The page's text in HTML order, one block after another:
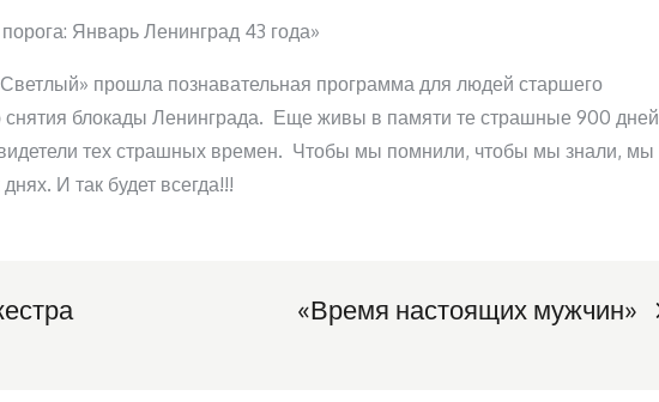
Январь Ленинград 43 года»
прошла познавательная программа для людей старшего
блокады Ленинграда. Еще живы в памяти те страшные 900 дней
тех страшных времен. Чтобы мы помнили, чтобы мы знали, мы
И так будет всегда!!!
«Время настоящих мужчин»